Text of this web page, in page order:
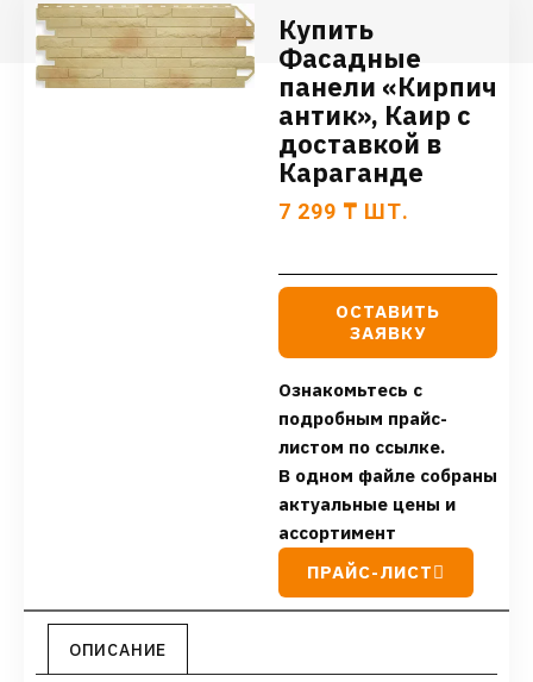
Купить
Фасадные
панели «Кирпич
антик», Каир с
доставкой в
Караганде
7 299 ₸ ШТ.
ОСТАВИТЬ
ЗАЯВКУ
Ознакомьтесь с
подробным прайс-
листом по ссылке.
В одном файле собраны
актуальные цены и
ассортимент
ПРАЙС-ЛИСТ
ОПИСАНИЕ